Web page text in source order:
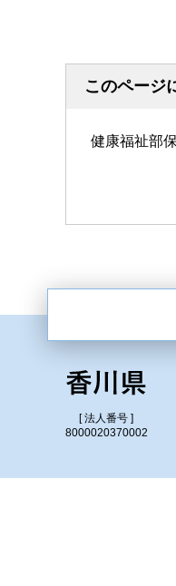
このページ
健康福祉部
[ 法人番号 ]
8000020370002